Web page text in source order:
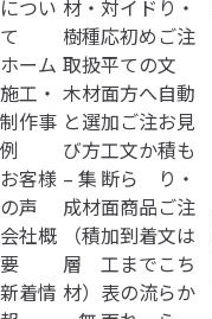
につい
て
ホーム
施工・
制作事
例
お客様
の声
会社概
要
新着情
材・
樹種
取扱
木材
と選
び方
– 集
成材
（積
層
材）
対
応
平
面
加
工
断
面
加
工
表
イド
初め
ての
方へ
ご注
文か
ら
商品
到着
まで
の流
り・
ご注
文
自動
お見
積も
り・
ご注
文は
こち
らか